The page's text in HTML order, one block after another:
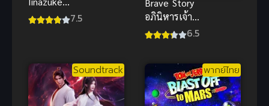
Season 2 รัก
7.5
Brave Story
อภินิหารเจ้า
หนูตะลุยแดน
อภินิหารเจ้า
หนูตะลุยแดน
เวทย์
6.5
Soundtrack พากย์ไทย